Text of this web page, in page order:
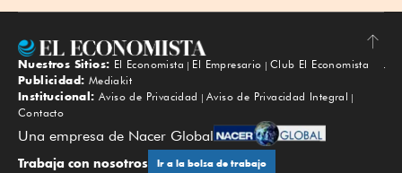
Subir
Nuestros Sitios: El Economista El Empresario
Club El Economista
Publicidad: Mediakit
Institucional: Aviso de Privacidad
Aviso de Privacidad Integral
Contacto
Una empresa de Nacer Global
Trabaja con nosotros Ir a la bolsa de trabajo